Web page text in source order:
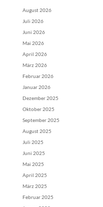
August 2026
Juli 2026
Juni 2026
Mai 2026
April 2026
März 2026
Februar 2026
Januar 2026
Dezember 2025
Oktober 2025
September 2025
August 2025
Juli 2025
Juni 2025
Mai 2025
April 2025
März 2025
Februar 2025